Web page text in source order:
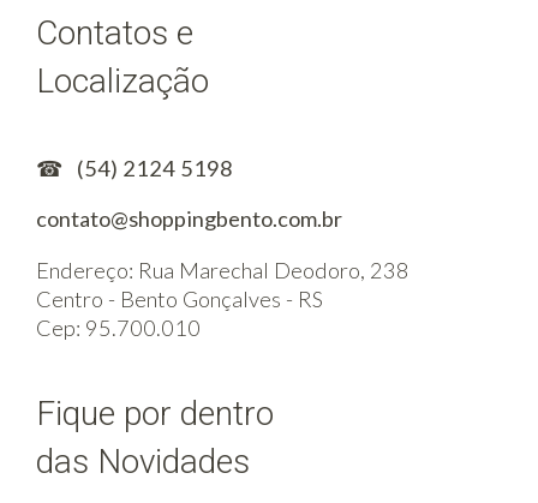
Contatos e
Localização
☎
(54) 2124 5198
contato@shoppingbento.com.br
Endereço: Rua Marechal Deodoro, 238
Centro - Bento Gonçalves - RS
Cep: 95.700.010
Fique por dentro
das Novidades